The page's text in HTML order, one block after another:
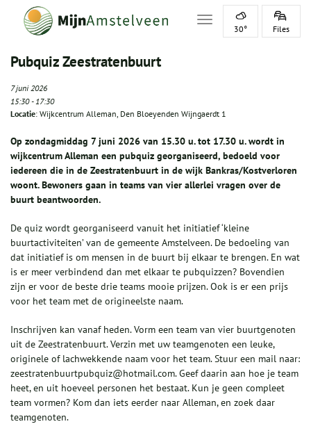
Toggle navigation
30° Files
Pubquiz Zeestratenbuurt
7 juni 2026
15:30-17:30
Locatie: Wijkcentrum Alleman, Den Bloeyenden Wijngaerdt 1
Op zondagmiddag 7 juni 2026 van 15.30 u. tot 17.30 u. wordt in
wijkcentrum Alleman een pubquiz georganiseerd, bedoeld voor
iedereen die in de Zeestratenbuurt in de wijk Bankras/Kostverloren
woont. Bewoners gaan in teams van vier allerlei vragen over de
buurt beantwoorden.
De quiz wordt georganiseerd vanuit het initiatief ‘kleine
buurtactiviteiten’ van de gemeente Amstelveen. De bedoeling van
dat initiatief is om mensen in de buurt bij elkaar te brengen. En wat
is er meer verbindend dan met elkaar te pubquizzen? Bovendien
zijn er voor de beste drie teams mooie prijzen. Ook is er een prijs
voor het team met de origineelste naam.
Inschrijven kan vanaf heden. Vorm een team van vier buurtgenoten
uit de Zeestratenbuurt. Verzin met uw teamgenoten een leuke,
originele of lachwekkende naam voor het team. Stuur een mail naar:
zeestratenbuurtpubquiz@hotmail.com. Geef daarin aan hoe je team
heet, en uit hoeveel personen het bestaat. Kun je geen compleet
team vormen? Kom dan iets eerder naar Alleman, en zoek daar
teamgenoten.